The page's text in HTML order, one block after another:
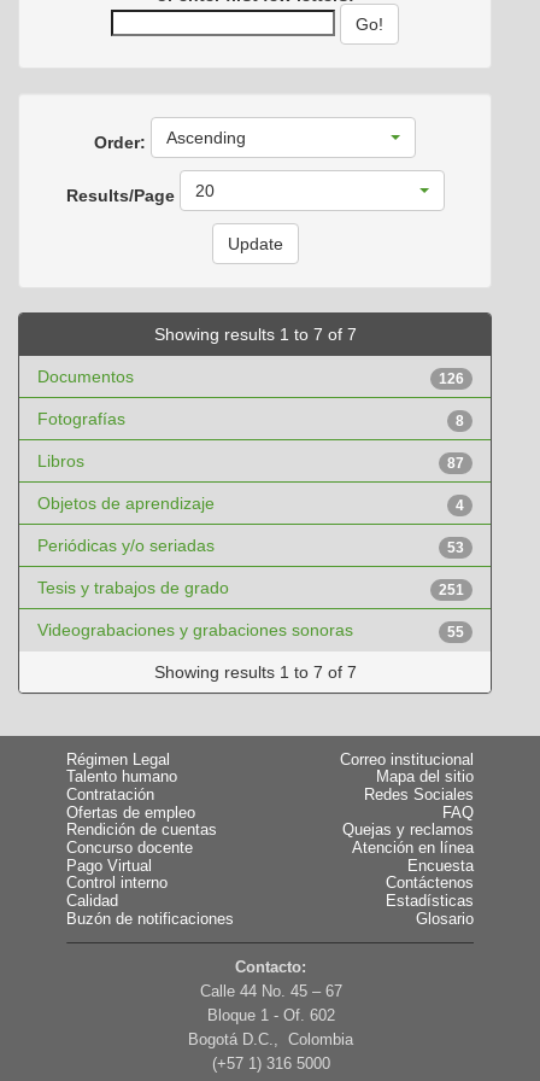
Order: Ascending
Results/Page 20
Showing results 1 to 7 of 7
Documentos 126
Fotografías 8
Libros 87
Objetos de aprendizaje 4
Periódicas y/o seriadas 53
Tesis y trabajos de grado 251
Videograbaciones y grabaciones sonoras 55
Showing results 1 to 7 of 7
Régimen Legal
Talento humano
Contratación
Ofertas de empleo
Rendición de cuentas
Concurso docente
Pago Virtual
Control interno
Calidad
Buzón de notificaciones
Correo institucional
Mapa del sitio
Redes Sociales
FAQ
Quejas y reclamos
Atención en línea
Encuesta
Contáctenos
Estadísticas
Glosario
Contacto:
Calle 44 No. 45 – 67
Bloque 1 - Of. 602
Bogotá D.C., Colombia
(+57 1) 316 5000